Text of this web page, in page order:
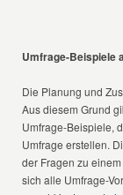
Umfrage-Beispiele
Die Planung und
Aus diesem Grund
Umfrage-Beispiele,
Umfrage erstellen.
der Fragen zu
sich alle Umfrage-